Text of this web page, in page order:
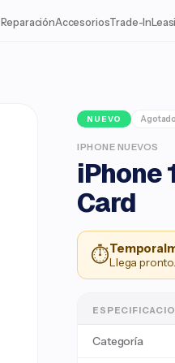
ReparaciónAccesoriosTrade-In
NUEVO
IPHONE NUEVOS
iPhone
Card
⏱Llega
Categoría